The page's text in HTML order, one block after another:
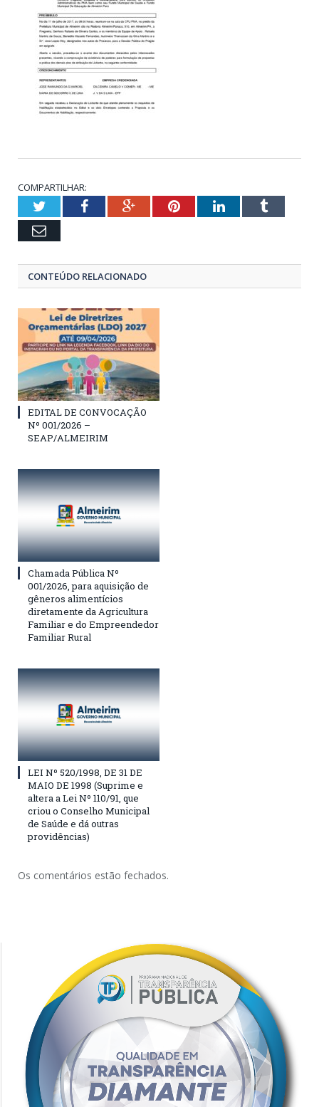
COMPARTILHAR:
TwitterFacebookGoogle+PinterestLinkedInTumblr
Email
CONTEÚDO RELACIONADO
EDITAL DE CONVOCAÇÃO
Nº 001/2026 –
SEAP/ALMEIRIM
Chamada Pública Nº
001/2026, para aquisição de
gêneros alimentícios
diretamente da Agricultura
Familiar e do Empreendedor
Familiar Rural
LEI Nº 520/1998, DE 31 DE
MAIO DE 1998 (Suprime e
altera a Lei Nº 110/91, que
criou o Conselho Municipal
de Saúde e dá outras
providências)
Os comentários estão fechados.